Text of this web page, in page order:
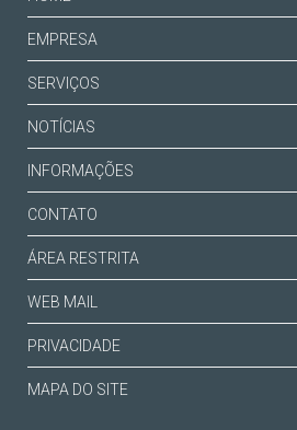
EMPRESA
SERVIÇOS
NOTÍCIAS
INFORMAÇÕES
CONTATO
ÁREA RESTRITA
WEB MAIL
PRIVACIDADE
MAPA DO SITE